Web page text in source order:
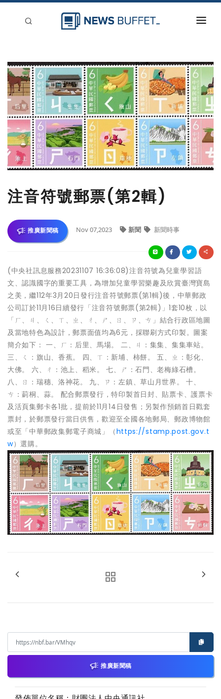
新聞稿分類
登入
刊登
注音符號郵票(第2輯)
推廣新聞稿 Nov 07,2023 新聞 新聞時事
(中央社訊息服務20231107 16:36:08)注音符號為兒童學習語
文、認識國字的重要工具，為增加兒童學習樂趣及欣賞臺灣寶島
之美，繼112年3月20日發行注音符號郵票(第1輯)後，中華郵政
公司訂於11月16日續發行「注音符號郵票(第2輯)」1套10枚，以
「ㄏ、ㄐ、ㄑ、ㄒ、ㄓ、ㄔ、ㄕ、ㄖ、ㄗ、ㄘ」結合行政區地圖
及當地特色為設計，郵票面值均為6元，採聯刷方式印製。圖案
簡介如下： 一、ㄏ：后里、馬場。 二、ㄐ：集集、集集車站。
三、ㄑ：旗山、香蕉。 四、ㄒ：新埔、柿餅。 五、ㄓ：彰化、
大佛。 六、ㄔ：池上、稻米。 七、ㄕ：石門、老梅綠石槽。
八、ㄖ：瑞穗、洛神花。 九、ㄗ：左鎮、草山月世界。 十、
ㄘ：莿桐、蒜。 配合郵票發行，特印製首日封、貼票卡、護票卡
及活頁集郵卡各1批，提前於11月14日發售；另製作預銷首日戳套
票封，於郵票發行當日供售，歡迎至全國各地郵局、郵政博物館
或至「中華郵政集郵電子商城」（https://stamp.post.gov.t
w）選購。
推廣新聞稿